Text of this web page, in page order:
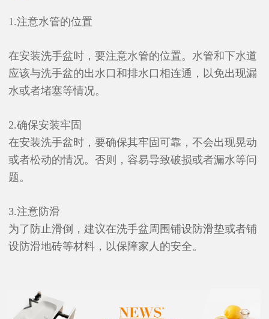
1.注意水管的位置
在安装洗手盆时，要注意水管的位置。水管和下水道
应该与洗手盆的出水口和排水口相连通，以免出现漏
水或者堵塞等情况。
2.确保安装牢固
在安装洗手盆时，要确保其牢固可靠，不会出现晃动
或者松动的情况。否则，容易导致破损或者漏水等问
题。
3.注意防滑
为了防止滑倒，建议在洗手盆周围铺设防滑垫或者铺
设防滑地砖等材料，以保障家人的安全。